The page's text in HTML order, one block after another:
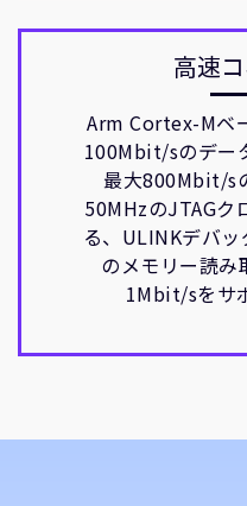
高速
Arm Cortex-Mベ
100Mbit/sのデー
最大800Mbit/s
50MHzのJTAGク
る、ULINKデバ
のメモリー読み
1Mbit/sをサ